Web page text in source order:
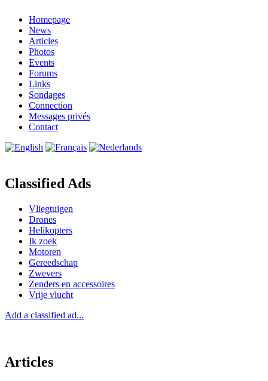
Homepage
News
Articles
Photos
Events
Forums
Links
Sondages
Connection
Messages privés
Contact
Classified Ads
Vliegtuigen
Drones
Helikopters
Ik zoek
Motoren
Gereedschap
Zwevers
Zenders en accessoires
Vrije vlucht
Add a classified ad...
Articles